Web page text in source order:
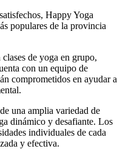
Happy Yoga
populares de la provincia
de yoga en grupo,
con un equipo de
comprometidos en ayudar a
una amplia variedad de
dinámico y desafiante. Los
individuales de cada
y efectiva.